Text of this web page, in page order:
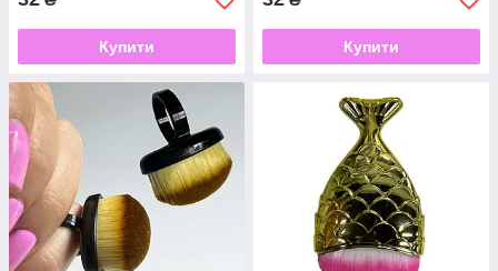
Купити Купити